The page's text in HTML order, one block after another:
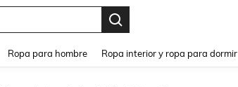
Ropa para hombre Ropa interior y ropa para dormir